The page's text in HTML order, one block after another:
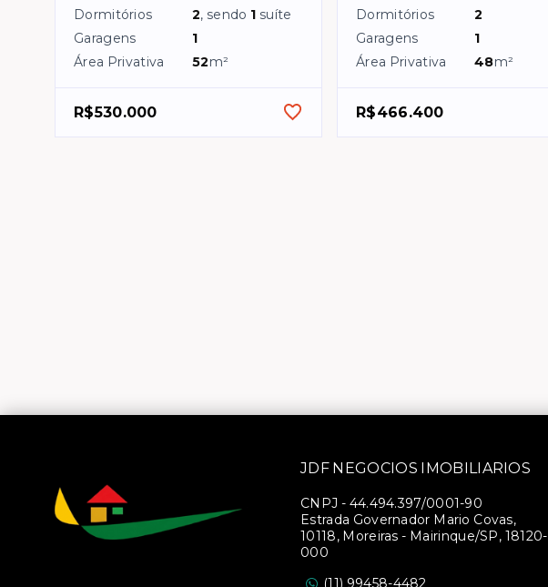
Dormitórios 2, sendo 1 suíte
Garagens
1
Área Privativa
52m²
R$530.000
Dormitórios
2
Garagens
1
Área Privativa
48m²
R$466.400
JDF NEGOCIOS IMOBILIARIOS
CNPJ - 44.494.397/0001-90
Estrada Governador Mario Covas,
10118, Moreiras - Mairinque/SP, 18120-
000
(11) 99458-4482